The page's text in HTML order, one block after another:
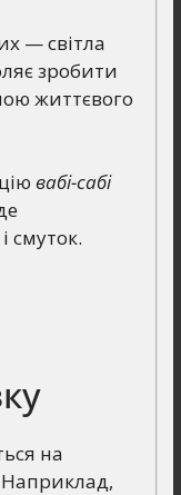
— світла
зробити
життєвого
вабі-сабі
смуток.
на
Наприклад,